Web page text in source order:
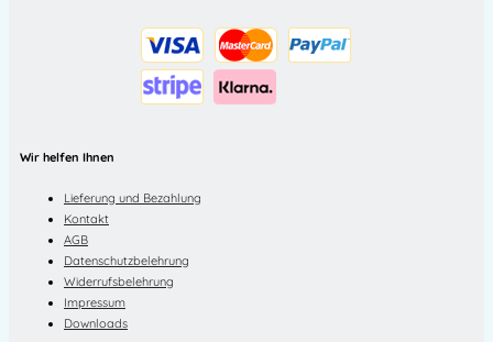
Wir helfen Ihnen
Lieferung und Bezahlung
Kontakt
AGB
Datenschutzbelehrung
Widerrufsbelehrung
Impressum
Downloads